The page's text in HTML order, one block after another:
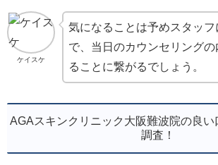
ケイスケ
気になることは予めスタッフ
で、当日のカウンセリング
ることに繋がるでしょう。
AGAスキンクリニック大阪難波院の良い
調査！